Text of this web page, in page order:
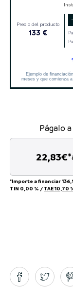
Págalo
22,83€*
*Importe a financiar
TIN 0,00 % / TAE10,70